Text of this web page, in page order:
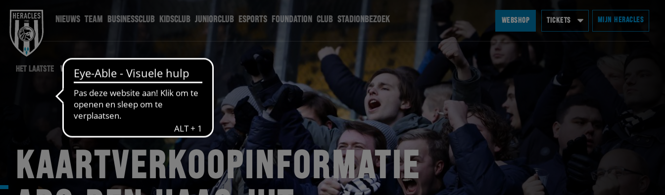
NIEUWS TEAM BUSINESSCLUB KIDSCLUB JUNIORCLUB ESPORTS FOUNDATION CLUB STADIONBEZOEK WEBSHOP TICKETS MIJN HERACLES
HET LAATSTE WEDSTRIJD NIEUWS
KAARTVERKOOPINFORMATIE